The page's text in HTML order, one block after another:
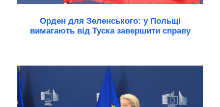
Орден для Зеленського: у Польщі
вимагають від Туска завершити справу